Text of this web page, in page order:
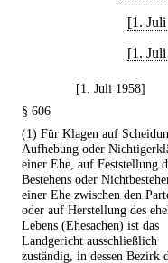
[1.
[1.
[1. Juli 1958]
§ 606
(1) Für Klagen auf
Aufhebung oder
einer Ehe, auf Feststellung
Bestehens oder
einer Ehe zwischen den
oder auf Herstellung des
Lebens (Ehesachen) ist das
Landgericht ausschließlich
zuständig, in dessen Bezirk